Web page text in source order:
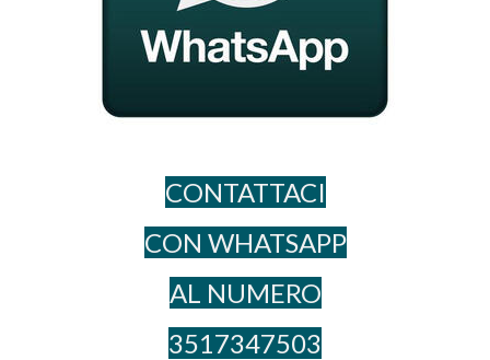
CONTATTACI
CON WHATSAPP
AL NUME​RO
3517347503